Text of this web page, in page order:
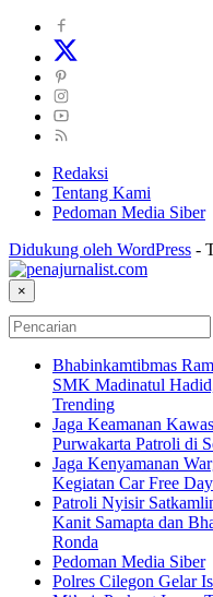
Redaksi
Tentang Kami
Pedoman Media Siber
Didukung oleh WordPress -
×
Bhabinkamtibmas
SMK Madinatul
Trending
Jaga Keamanan
Purwakarta Patroli di
Jaga Kenyamanan
Kegiatan Car Free Day
Patroli Nyisir
Kanit Samapta dan
Ronda
Pedoman Media Siber
Polres Cilegon Gelar